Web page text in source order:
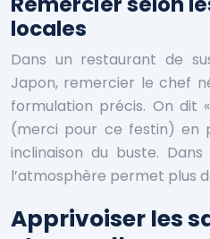
locales
Dans un restaurant de
Japon, remercier le chef
formulation précis. On dit
(merci pour ce festin) en
inclinaison du buste.
l’atmosphère permet plus
Apprivoiser les